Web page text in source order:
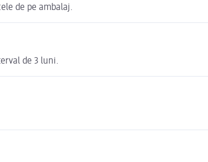
de pe ambalaj.
de 3 luni.